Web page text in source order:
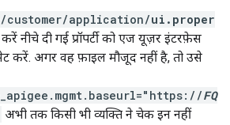
customer/application/ui.proper
नीचे दी गई प्रॉपर्टी को एज यूज़र इंटरफ़ेस
करें. अगर वह फ़ाइल मौजूद नहीं है, तो उसे
FQ
अभी तक किसी भी व्यक्ति ने चेक इन नहीं